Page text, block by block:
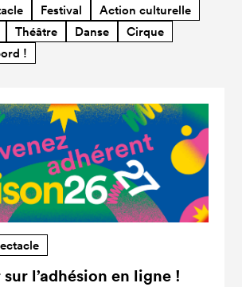
Festival
Action culturelle
Théâtre Danse
Cirque
!
l’adhésion en ligne !